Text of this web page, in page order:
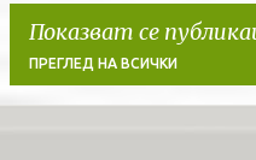
Показват се
ПРЕГЛЕД НА ВСИЧКИ